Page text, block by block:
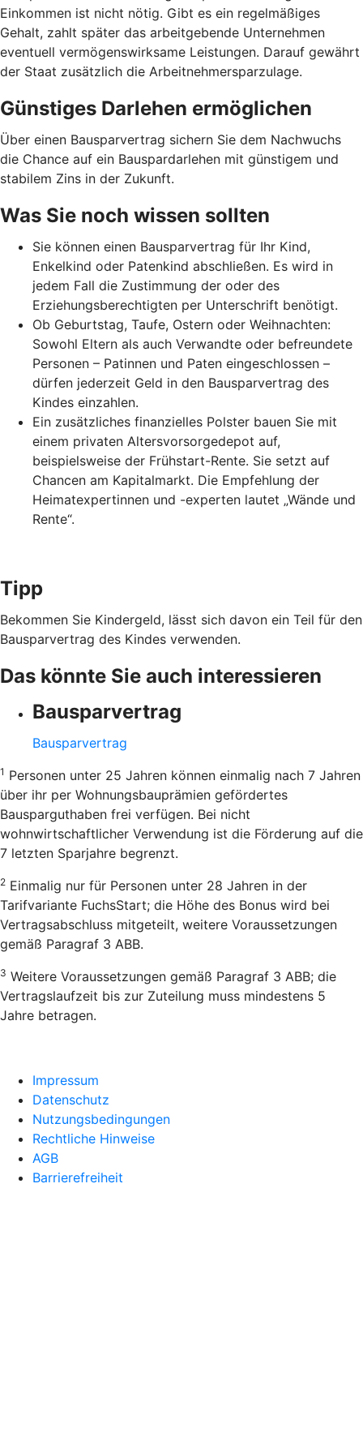
Einkommen ist nicht nötig. Gibt es ein regelmäßiges
Gehalt, zahlt später das arbeitgebende Unternehmen
eventuell vermögenswirksame Leistungen. Darauf gewährt
der Staat zusätzlich die Arbeitnehmer­spar­zulage.
Günstiges Darlehen ermöglichen
Über einen Bausparvertrag sichern Sie dem Nachwuchs
die Chance auf ein Bauspardarlehen mit günstigem und
stabilem Zins in der Zukunft.
Was Sie noch wissen sollten
Sie können einen Bausparvertrag für Ihr Kind,
Enkelkind oder Patenkind abschließen. Es wird in
jedem Fall die Zustimmung der oder des
Erziehungsberechtigten per Unterschrift benötigt.
Ob Geburtstag, Taufe, Ostern oder Weihnachten:
Sowohl Eltern als auch Verwandte oder befreundete
Personen – Patinnen und Paten eingeschlossen –
dürfen jederzeit Geld in den Bausparvertrag des
Kindes einzahlen.
Ein zusätzliches finanzielles Polster bauen Sie mit
einem privaten Altersvorsorgedepot auf,
beispielsweise der Frühstart-Rente. Sie setzt auf
Chancen am Kapitalmarkt. Die Empfehlung der
Heimatexpertinnen und -experten lautet „Wände und
Rente“.
Tipp
Bekommen Sie Kindergeld, lässt sich davon ein Teil für den
Bausparvertrag des Kindes verwenden.
Das könnte Sie auch interessieren
Bausparvertrag
Bausparvertrag
1 Personen unter 25 Jahren können einmalig nach 7 Jahren
über ihr per Wohnungsbauprämien gefördertes
Bausparguthaben frei verfügen. Bei nicht
wohnwirtschaftlicher Verwendung ist die Förderung auf die
7 letzten Sparjahre begrenzt.
2 Einmalig nur für Personen unter 28 Jahren in der
Tarifvariante FuchsStart; die Höhe des Bonus wird bei
Vertragsabschluss mitgeteilt, weitere Voraussetzungen
gemäß Paragraf 3 ABB.
3 Weitere Voraussetzungen gemäß Paragraf 3 ABB; die
Vertragslaufzeit bis zur Zuteilung muss mindestens 5
Jahre betragen.
Impressum
Datenschutz
Nutzungsbedingungen
Rechtliche Hinweise
AGB
Barrierefreiheit